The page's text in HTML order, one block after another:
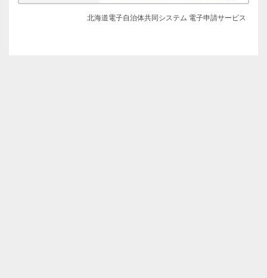
北海道電子自治体共同システム 電子申請サービス